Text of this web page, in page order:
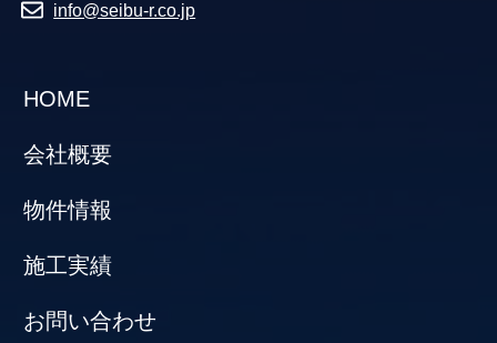
info@seibu-r.co.jp
HOME
会社概要
物件情報
施工実績
お問い合わせ